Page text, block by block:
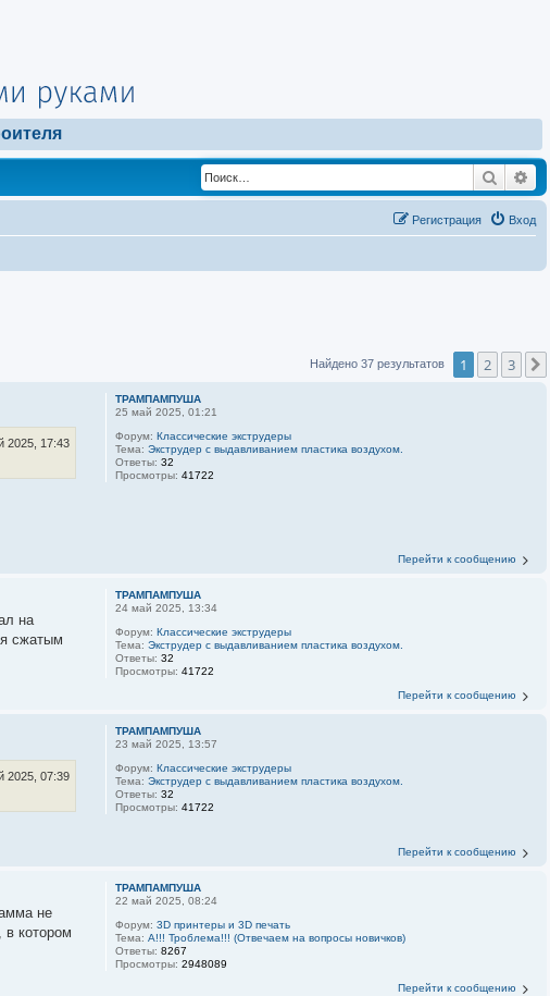
Поиск
Вход
Регистрация
Найдено 37 результатов 1 2 3
ТРАМПАМПУША
25 май 2025, 01:21
Форум: Классические экструдеры
Тема: Экструдер с выдавливанием пластика воздухом.
Ответы: 32
Просмотры: 41722
2025, 17:43
Перейти к сообщению
ТРАМПАМПУША
24 май 2025, 13:34
Форум: Классические экструдеры
Тема: Экструдер с выдавливанием пластика воздухом.
Ответы: 32
Просмотры: 41722
на
сжатым
Перейти к сообщению
ТРАМПАМПУША
23 май 2025, 13:57
Форум: Классические экструдеры
Тема: Экструдер с выдавливанием пластика воздухом.
Ответы: 32
Просмотры: 41722
2025, 07:39
Перейти к сообщению
ТРАМПАМПУША
22 май 2025, 08:24
Форум: 3D принтеры и 3D печать
Тема: А!!! Троблема!!! (Отвечаем на вопросы новичков)
Ответы: 8267
Просмотры: 2948089
не
котором
Перейти к сообщению